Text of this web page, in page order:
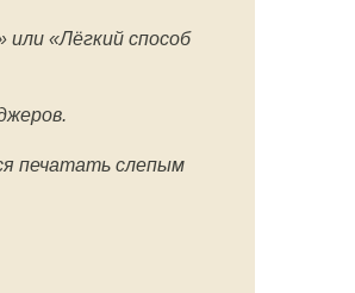
«Лёгкий способ
печатать слепым